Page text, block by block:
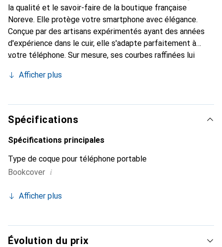
la qualité et le savoir-faire de la boutique française
Noreve. Elle protège votre smartphone avec élégance.
Conçue par des artisans expérimentés ayant des années
d'expérience dans le cuir, elle s'adapte parfaitement à
votre téléphone. Sur mesure, ses courbes raffinées lui
l'accessoire chic et indispensable pour votre smartphone.
haute qualité, la marque Noreve est un choix fiable pour
une clientèle exigeante.
Afficher plus
Spécifications
Spécifications principales
Type de coque pour téléphone portable
Bookcover i
Afficher plus
Évolution du prix